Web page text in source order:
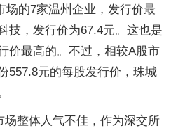
场的7家温州企业，发行价最
技，发行价为67.4元。这也是
价最高的。不过，相较A股市
557.8元的每股发行价，珠城
场整体人气不佳，作为深交所